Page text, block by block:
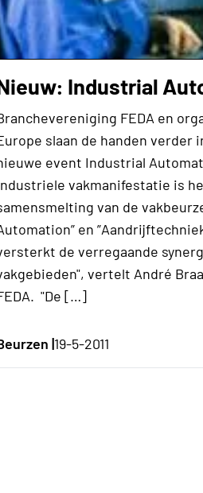
Industrial
FEDA en
slaan de handen verder
event Industrial
vakmanifestatie is
van de
en
de verregaande
vertelt André
"De […]
|19-5-2011